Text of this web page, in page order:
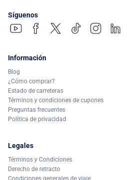
Síguenos
Información
Blog
¿Cómo comprar?
Estado de carreteras
Términos y condiciones de cupones
Preguntas frecuentes
Política de privacidad
Legales
Términos y Condiciones
Derecho de retracto